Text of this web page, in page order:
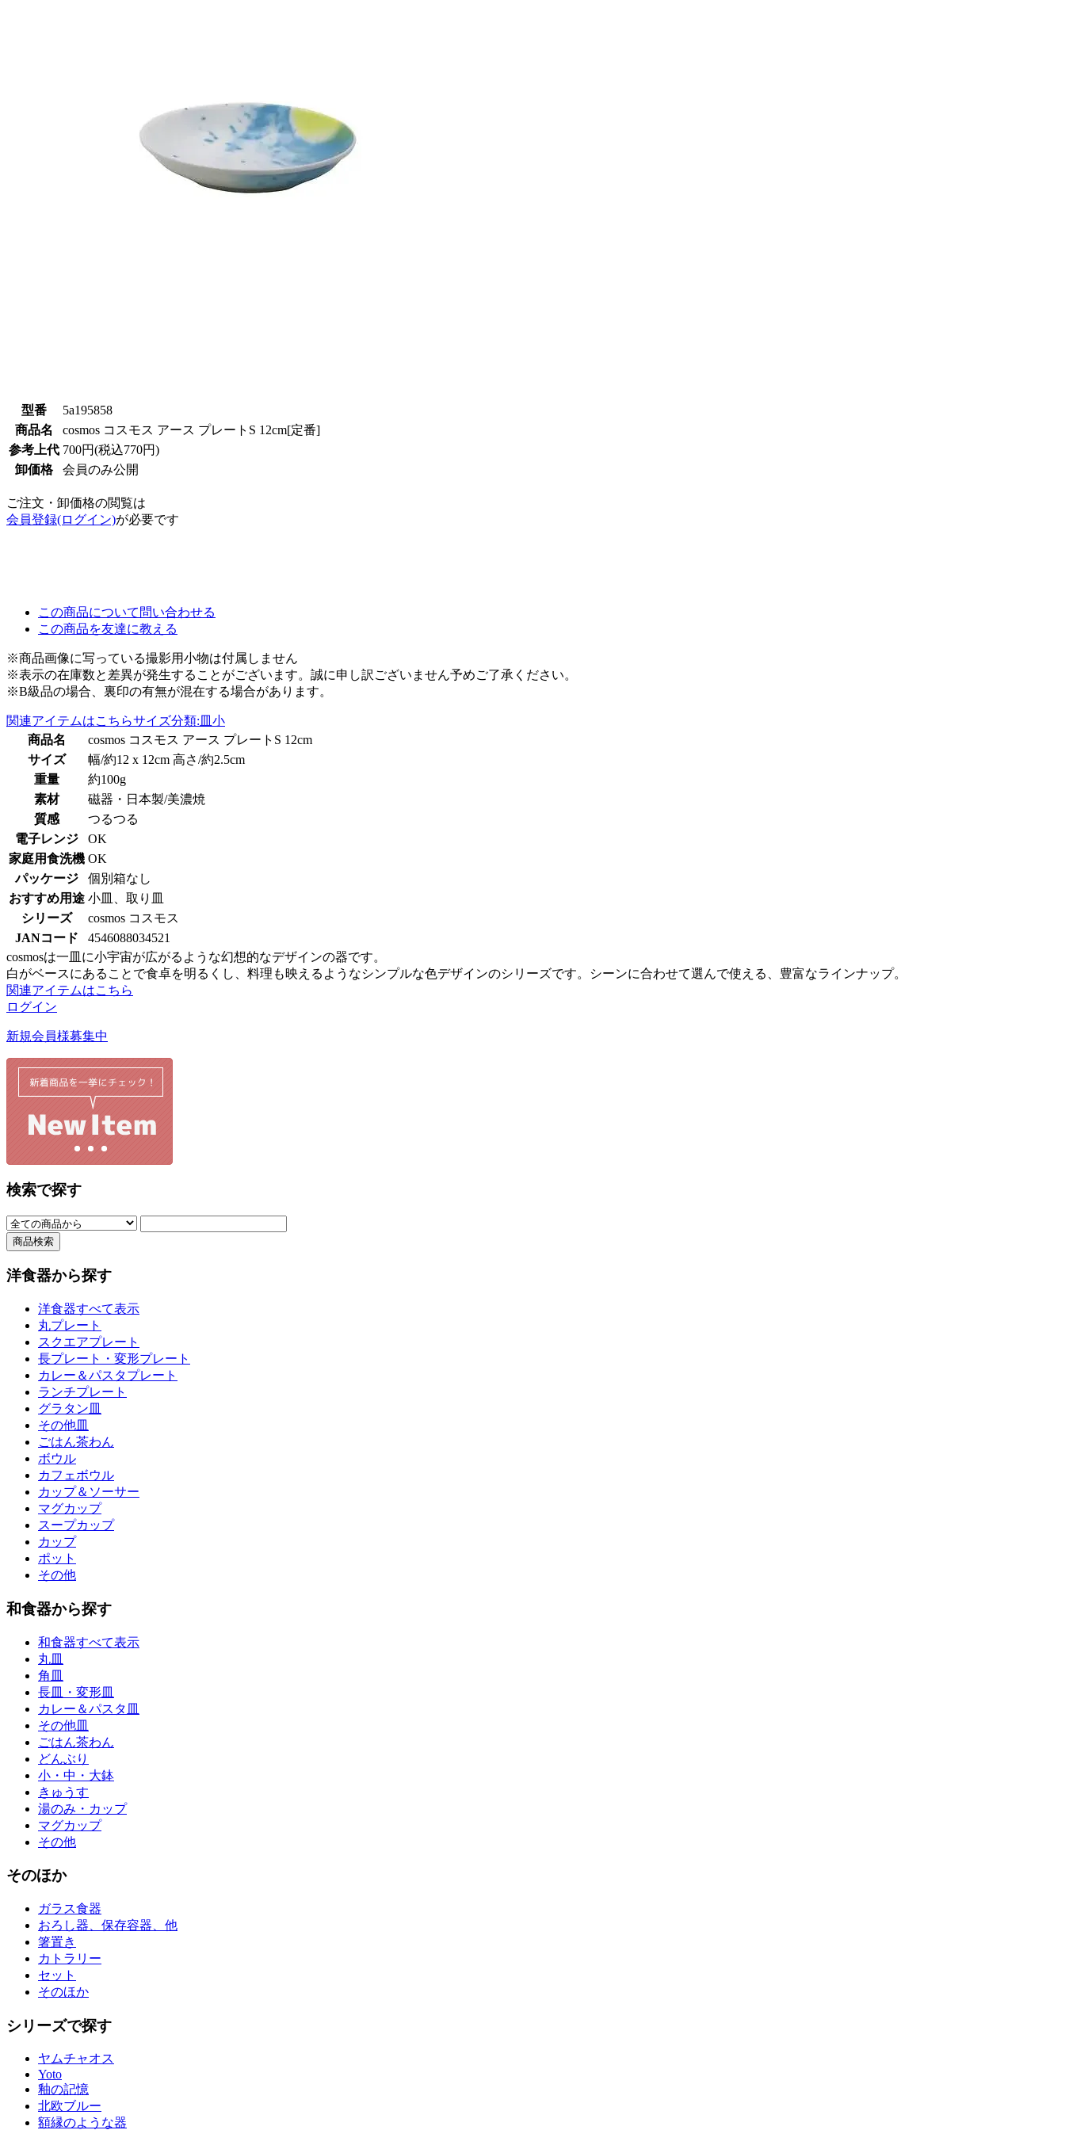
型番
5a195858
商品名
cosmos コスモス アース プレートS 12cm[定番]
参考上代 700円(税込770円)
卸価格
会員のみ公開
ご注文・卸価格の閲覧は
会員登録(ログイン)が必要です
この商品について問い合わせる
この商品を友達に教える
※商品画像に写っている撮影用小物は付属しません
※表示の在庫数と差異が発生することがございます。誠に申し訳ございません予めご了承ください。
※B級品の場合、裏印の有無が混在する場合があります。
関連アイテムはこちらサイズ分類:皿小
商品名
cosmos コスモス アース プレートS 12cm
サイズ
幅/約12 x 12cm 高さ/約2.5cm
重量
約100g
素材
磁器・日本製/美濃焼
質感
つるつる
電子レンジ
OK
家庭用食洗機 OK
パッケージ
個別箱なし
おすすめ用途 小皿、取り皿
シリーズ
cosmos コスモス
JANコード
4546088034521
cosmosは一皿に小宇宙が広がるような幻想的なデザインの器です。
白がベースにあることで食卓を明るくし、料理も映えるようなシンプルな色デザインのシリーズです。シーンに合わせて選んで使える、豊富なラインナップ。
関連アイテムはこちら
ログイン
新規会員様募集中
検索で探す
洋食器から探す
洋食器すべて表示
丸プレート
スクエアプレート
長プレート・変形プレート
カレー＆パスタプレート
ランチプレート
グラタン皿
その他皿
ごはん茶わん
ボウル
カフェボウル
カップ＆ソーサー
マグカップ
スープカップ
カップ
ポット
その他
和食器から探す
和食器すべて表示
丸皿
角皿
長皿・変形皿
カレー＆パスタ皿
その他皿
ごはん茶わん
どんぶり
小・中・大鉢
きゅうす
湯のみ・カップ
マグカップ
その他
そのほか
ガラス食器
おろし器、保存容器、他
箸置き
カトラリー
セット
そのほか
シリーズで探す
ヤムチャオス
Yoto
釉の記憶
北欧ブルー
額縁のような器